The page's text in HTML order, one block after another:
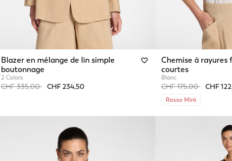
Blazer en mélange de lin simple
boutonnage
2 Colors
Price reduced from
CHF 335,00toCHF 234,50
Chemise à rayures
courtes
Blanc
Price reduced from
CHF 175,00toCHF
Rosso Mirò